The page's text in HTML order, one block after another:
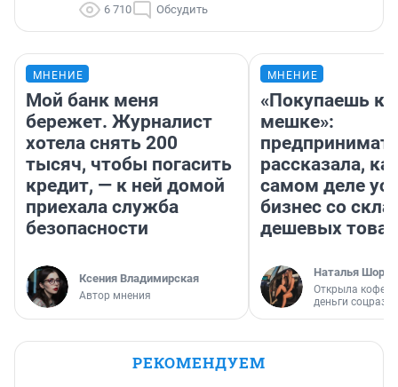
6 710 Обсудить
МНЕНИЕ
Мой банк меня
бережет. Журналист
хотела снять 200
тысяч, чтобы погасить
кредит, — к ней домой
приехала служба
безопасности
Ксения Владимирская
Автор мнения
МНЕНИЕ
«Покупаешь
мешке»:
рассказала,
самом деле
бизнес со
дешевых
Наталья
Открыла
деньги
РЕКОМЕНДУЕМ